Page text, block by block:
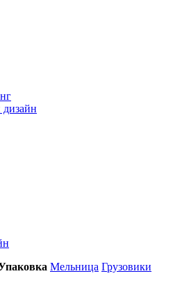
дизайн
Мельница Грузовики